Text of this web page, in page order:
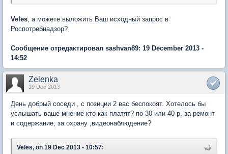
Veles, а можете выложить Ваш исходный запрос в
Роспотребнадзор?
Сообщение отредактировал sashvan89: 19 December 2013 -
14:52
Zelenka
19 Dec 2013
День добрый соседи , с позиции 2 вас беспокоят. Хотелось бы
услышать ваше мнение кто как платят? по 30 или 40 р. за ремонт
и содержание, за охрану ,видеонаблюдение?
Veles, on 19 Dec 2013 - 10:57: